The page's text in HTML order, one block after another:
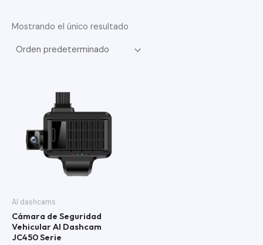
Mostrando el único resultado
AI dashcams
Cámara de Seguridad
Vehicular AI Dashcam
JC450 Serie